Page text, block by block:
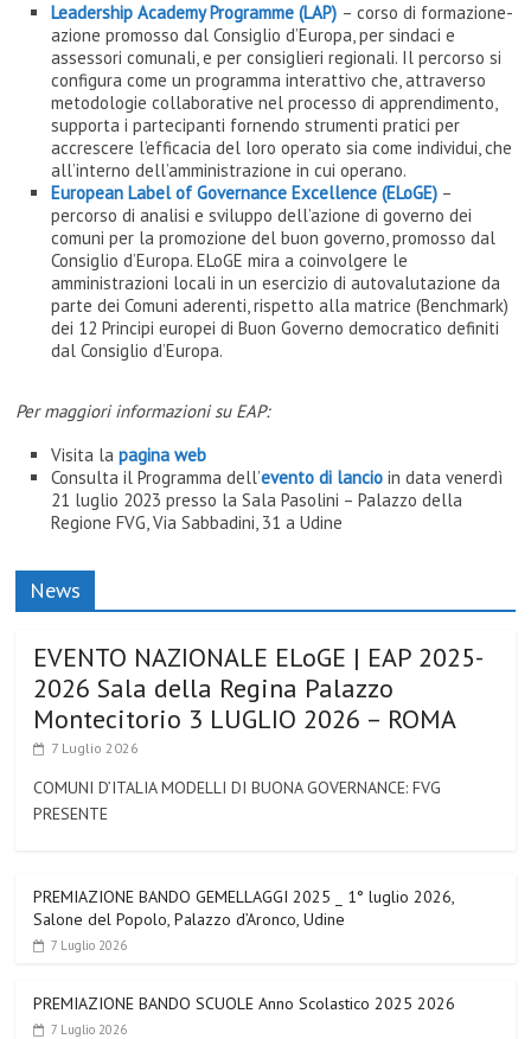
Leadership Academy Programme (LAP) – corso di formazione-
azione promosso dal Consiglio d’Europa, per sindaci e
assessori comunali, e per consiglieri regionali. Il percorso si
configura come un programma interattivo che, attraverso
metodologie collaborative nel processo di apprendimento,
supporta i partecipanti fornendo strumenti pratici per
accrescere l’efficacia del loro operato sia come individui, che
all’interno dell’amministrazione in cui operano.
European Label of Governance Excellence (ELoGE) –
percorso di analisi e sviluppo dell’azione di governo dei
comuni per la promozione del buon governo, promosso dal
Consiglio d’Europa. ELoGE mira a coinvolgere le
amministrazioni locali in un esercizio di autovalutazione da
parte dei Comuni aderenti, rispetto alla matrice (Benchmark)
dei 12 Principi europei di Buon Governo democratico definiti
dal Consiglio d’Europa.
Per maggiori informazioni su EAP:
Visita lapagina web
Consulta il Programma dell’evento di lancio in data venerdì
21 luglio 2023 presso la Sala Pasolini – Palazzo della
Regione FVG, Via Sabbadini, 31 a Udine
News
EVENTO NAZIONALE ELoGE | EAP 2025-
2026 Sala della Regina Palazzo
Montecitorio 3 LUGLIO 2026 – ROMA
7 Luglio 2026
COMUNI D’ITALIA MODELLI DI BUONA GOVERNANCE: FVG
PRESENTE
PREMIAZIONE BANDO GEMELLAGGI 2025 _ 1° luglio 2026,
Salone del Popolo, Palazzo d’Aronco, Udine
7 Luglio 2026
PREMIAZIONE BANDO SCUOLE Anno Scolastico 2025 2026
7 Luglio 2026